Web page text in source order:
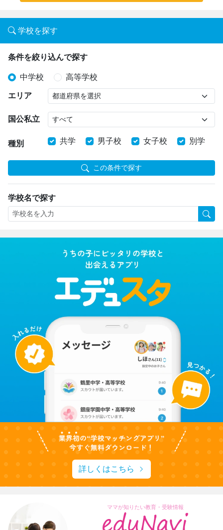
学校を探す
条件を絞り込んで探す
中学校 高等学校
エリア
国公私立
種別 共学 男子校 女子校 別学
この条件で探す
学校名で探す
詳しくはこちら
ママが知りたい教育・受験情報